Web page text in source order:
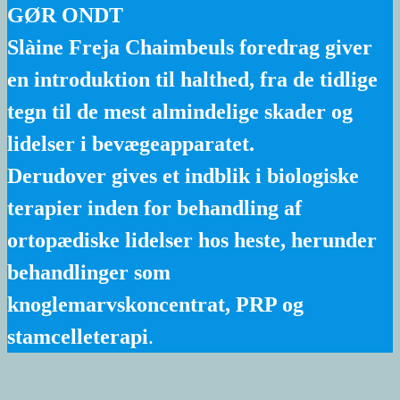
GØR ONDT
Slàine Freja Chaimbeuls foredrag giver
en introduktion til halthed, fra de tidlige
tegn til de mest almindelige skader og
lidelser i bevægeapparatet.
Derudover gives et indblik i biologiske
terapier inden for behandling af
ortopædiske lidelser hos heste, herunder
behandlinger som
knoglemarvskoncentrat, PRP og
stamcelleterapi.